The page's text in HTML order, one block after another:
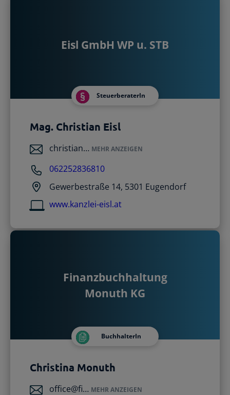
Eisl GmbH WP u. STB
SteuerberaterIn
Mag. Christian Eisl
christian… MEHR ANZEIGEN
062252836810
Gewerbestraße 14, 5301 Eugendorf
www.kanzlei-eisl.at
Finanzbuchhaltung
Monuth KG
BuchhalterIn
Christina Monuth
office@fi… MEHR ANZEIGEN